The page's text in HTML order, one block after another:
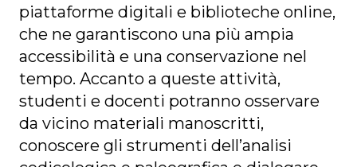
piattaforme digitali e biblioteche online,
che ne garantiscono una più ampia
accessibilità e una conservazione nel
tempo. Accanto a queste attività,
studenti e docenti potranno osservare
da vicino materiali manoscritti,
conoscere gli strumenti dell’analisi